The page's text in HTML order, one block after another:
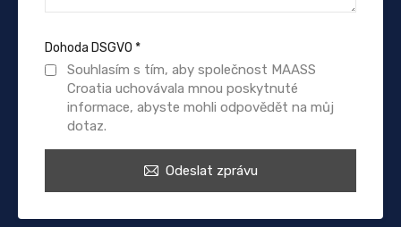
Dohoda DSGVO *
Souhlasím s tím, aby společnost MAASS
Croatia uchovávala mnou poskytnuté
informace, abyste mohli odpovědět na můj
dotaz.
Odeslat zprávu